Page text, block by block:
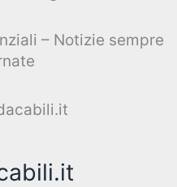
– Notizie sempre